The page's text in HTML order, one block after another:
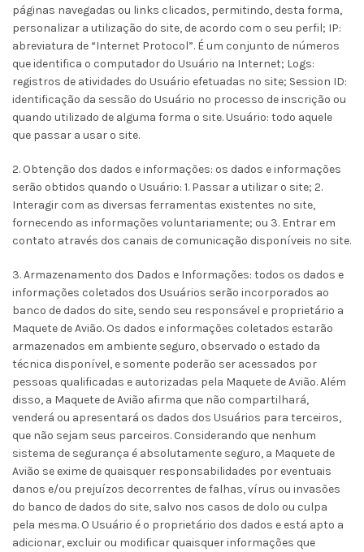
páginas navegadas ou links clicados, permitindo, desta forma,
personalizar a utilização do site, de acordo com o seu perfil; IP:
abreviatura de “Internet Protocol”. É um conjunto de números
que identifica o computador do Usuário na Internet; Logs:
registros de atividades do Usuário efetuadas no site; Session ID:
identificação da sessão do Usuário no processo de inscrição ou
quando utilizado de alguma forma o site. Usuário: todo aquele
que passar a usar o site.
2. Obtenção dos dados e informações: os dados e informações
serão obtidos quando o Usuário: 1. Passar a utilizar o site; 2.
Interagir com as diversas ferramentas existentes no site,
fornecendo as informações voluntariamente; ou 3. Entrar em
contato através dos canais de comunicação disponíveis no site.
3. Armazenamento dos Dados e Informações: todos os dados e
informações coletados dos Usuários serão incorporados ao
banco de dados do site, sendo seu responsável e proprietário a
Maquete de Avião. Os dados e informações coletados estarão
armazenados em ambiente seguro, observado o estado da
técnica disponível, e somente poderão ser acessados por
pessoas qualificadas e autorizadas pela Maquete de Avião. Além
disso, a Maquete de Avião afirma que não compartilhará,
venderá ou apresentará os dados dos Usuários para terceiros,
que não sejam seus parceiros. Considerando que nenhum
sistema de segurança é absolutamente seguro, a Maquete de
Avião se exime de quaisquer responsabilidades por eventuais
danos e/ou prejuízos decorrentes de falhas, vírus ou invasões
do banco de dados do site, salvo nos casos de dolo ou culpa
pela mesma. O Usuário é o proprietário dos dados e está apto a
adicionar, excluir ou modificar quaisquer informações que